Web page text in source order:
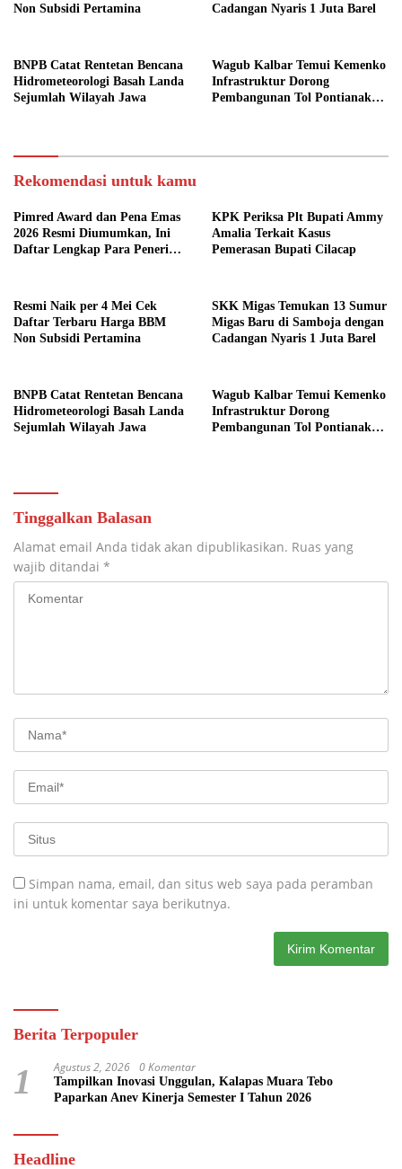
Non Subsidi Pertamina
Cadangan Nyaris 1 Juta Barel
BNPB Catat Rentetan Bencana
Hidrometeorologi Basah Landa
Sejumlah Wilayah Jawa
Wagub Kalbar Temui Kemenko
Infrastruktur Dorong
Pembangunan Tol Pontianak
Rekomendasi untuk kamu
Pimred Award dan Pena Emas
2026 Resmi Diumumkan, Ini
Daftar Lengkap Para Penerima
KPK Periksa Plt Bupati Ammy
Amalia Terkait Kasus
Pemerasan Bupati Cilacap
Resmi Naik per 4 Mei Cek
Daftar Terbaru Harga BBM
Non Subsidi Pertamina
SKK Migas Temukan 13 Sumur
Migas Baru di Samboja dengan
Cadangan Nyaris 1 Juta Barel
BNPB Catat Rentetan Bencana
Hidrometeorologi Basah Landa
Sejumlah Wilayah Jawa
Wagub Kalbar Temui Kemenko
Infrastruktur Dorong
Pembangunan Tol Pontianak
Tinggalkan Balasan
Alamat email Anda tidak akan dipublikasikan. Ruas yang
wajib ditandai *
Simpan nama, email, dan situs web saya pada peramban
ini untuk komentar saya berikutnya.
Berita Terpopuler
1 Agustus 2, 2026 0 Komentar
Tampilkan Inovasi Unggulan, Kalapas Muara Tebo
Paparkan Anev Kinerja Semester I Tahun 2026
Headline